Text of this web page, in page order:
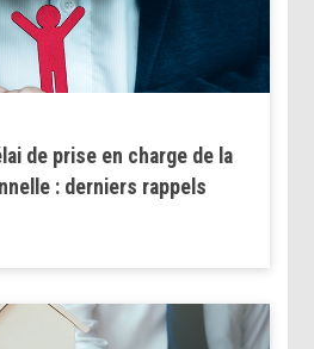
de prise en charge de la
: derniers rappels